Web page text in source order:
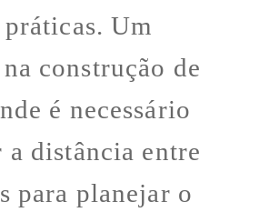
Um
construção de
é necessário
a distância entre
para planejar o